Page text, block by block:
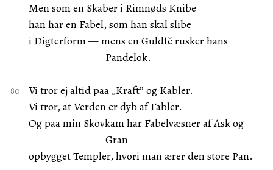
Men som en Skaber i Rimnøds Knibe
han har en Fabel, som han skal slibe
i Digterform — mens en Guldfé rusker hans
Pandelok.
Vi tror ej altid paa „Kraft” og Kabler.
Vi tror, at Verden er dyb af Fabler.
Og paa min Skovkam har Fabelvæsner af Ask og
Gran
opbygget Templer, hvori man ærer den store Pan.